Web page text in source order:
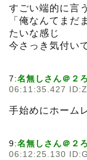
すごい端的に言
「俺なんてま
たいな感じ
今さっき気付い
7:名無しさん＠２
06:11:35.427
手始めにホーム
9:名無しさん＠２
06:12:25.130